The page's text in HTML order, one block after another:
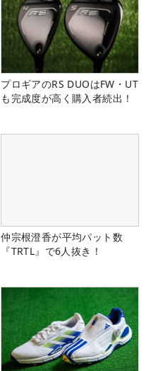
プロギアのRS DUOはFW・UT
も完成度が高く購入者続出！
仲宗根澄香が平均パット数
『TRTL』で6人抜き！